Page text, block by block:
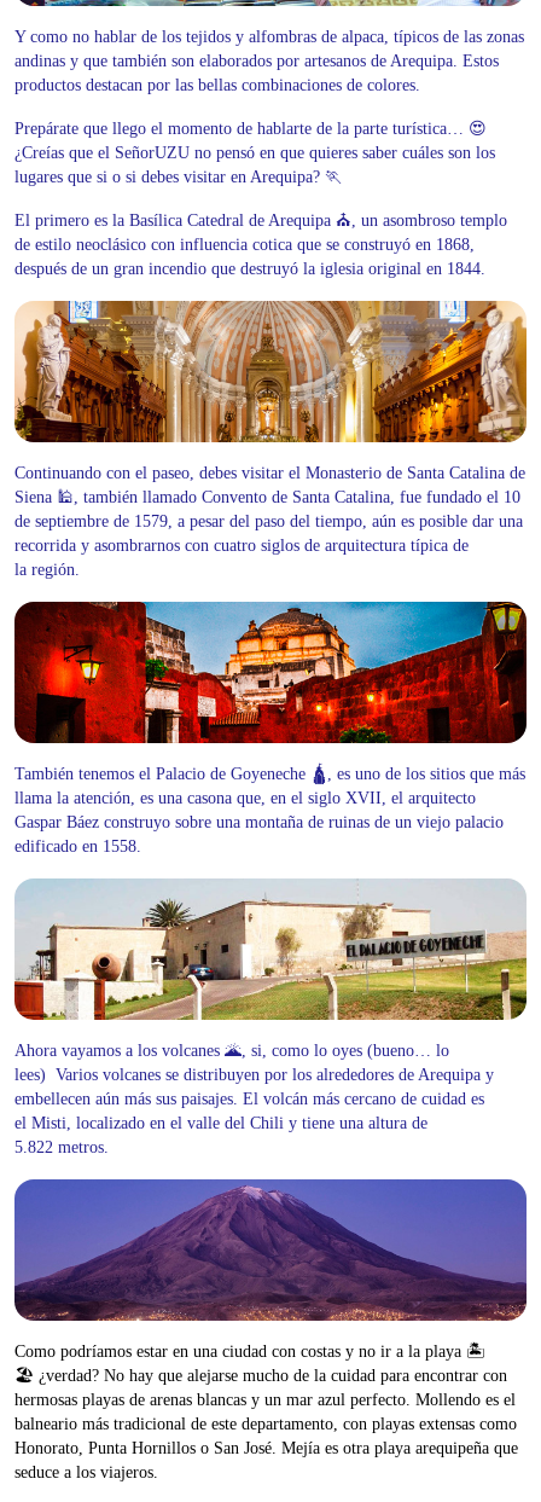
Y como no hablar de los tejidos y alfombras de alpaca, típicos de las zonas
andinas y que también son elaborados por artesanos de Arequipa. Estos
productos destacan por las bellas combinaciones de colores.
Prepárate que llego el momento de hablarte de la parte turística… 😍
¿Creías que el SeñorUZU no pensó en que quieres saber cuáles son los
lugares que si o si debes visitar en Arequipa? 🏃
El primero es la Basílica Catedral de Arequipa ⛪, un asombroso templo
de estilo neoclásico con influencia cotica que se construyó en 1868,
después de un gran incendio que destruyó la iglesia original en 1844.
Continuando con el paseo, debes visitar el Monasterio de Santa Catalina de
Siena 🕌, también llamado Convento de Santa Catalina, fue fundado el 10
de septiembre de 1579, a pesar del paso del tiempo, aún es posible dar una
recorrida y asombrarnos con cuatro siglos de arquitectura típica de
la región.
También tenemos el Palacio de Goyeneche 🛕, es uno de los sitios que más
llama la atención, es una casona que, en el siglo XVII, el arquitecto
Gaspar Báez construyo sobre una montaña de ruinas de un viejo palacio
edificado en 1558.
Ahora vayamos a los volcanes 🌋, si, como lo oyes (bueno… lo
lees) Varios volcanes se distribuyen por los alrededores de Arequipa y
embellecen aún más sus paisajes. El volcán más cercano de cuidad es
el Misti, localizado en el valle del Chili y tiene una altura de
5.822 metros.
Como podríamos estar en una ciudad con costas y no ir a la playa 🏝
🏖 ¿verdad? No hay que alejarse mucho de la cuidad para encontrar con
hermosas playas de arenas blancas y un mar azul perfecto. Mollendo es el
balneario más tradicional de este departamento, con playas extensas como
Honorato, Punta Hornillos o San José. Mejía es otra playa arequipeña que
seduce a los viajeros.